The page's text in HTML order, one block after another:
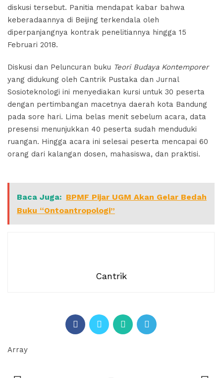
diskusi tersebut. Panitia mendapat kabar bahwa
keberadaannya di Beijing terkendala oleh
diperpanjangnya kontrak penelitiannya hingga 15
Februari 2018.
Diskusi dan Peluncuran buku Teori Budaya Kontemporer
yang didukung oleh Cantrik Pustaka dan Jurnal
Sosioteknologi ini menyediakan kursi untuk 30 peserta
dengan pertimbangan macetnya daerah kota Bandung
pada sore hari. Lima belas menit sebelum acara, data
presensi menunjukkan 40 peserta sudah menduduki
ruangan. Hingga acara ini selesai peserta mencapai 60
orang dari kalangan dosen, mahasiswa, dan praktisi.
Baca Juga: BPMF Pijar UGM Akan Gelar Bedah
Buku “Ontoantropologi”
Cantrik
Array